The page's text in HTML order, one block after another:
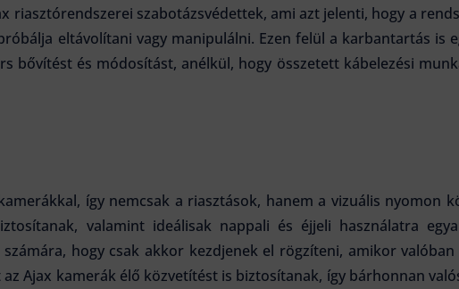
riasztórendszerei szabotázsvédettek, ami azt jelenti, hogy a
eltávolítani vagy manipulálni. Ezen felül a karbantartás is
bővítést és módosítást, anélkül, hogy összetett kábelezési
így nemcsak a riasztások, hanem a vizuális nyomon
valamint ideálisak nappali és éjjeli használatra
hogy csak akkor kezdjenek el rögzíteni, amikor valóban
Ajax kamerák élő közvetítést is biztosítanak, így bárhonnan